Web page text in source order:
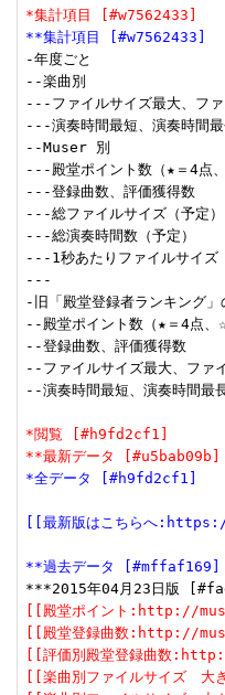
*集計項目 [#w7562433]
**集計項目 [#w7562433]
-年度ごと
--楽曲別
---ファイルサイズ最大、ファ
---演奏時間最短、演奏時間
--Muser 別
---殿堂ポイント数（★＝4点
---登録曲数、評価獲得数
---総ファイルサイズ（予定）
---総演奏時間数（予定）
---1秒あたりファイルサイズ
---
-旧「殿堂登録者ランキング
--殿堂ポイント数（★＝4点、
--登録曲数、評価獲得数
--ファイルサイズ最大、ファ
--演奏時間最短、演奏時間最
*閲覧 [#h9fd2cf1]
**最新データ [#u5bab09b]
*全データ [#h9fd2cf1]
[[最新版はこちらへ
**過去データ [#mffaf169]
[[殿堂ポイント:http://
[[殿堂登録曲数:http://
[[評価別殿堂登録曲数
[[楽曲別ファイルサイズ